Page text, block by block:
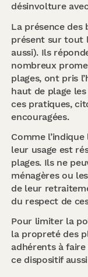
désinvolture
La présence des
présent sur tout
aussi). Ils
nombreux
plages, ont pris
haut de plage
ces pratiques,
encouragées.
Comme
leur usage est
plages. Ils ne
ménagères ou
de leur
du respect de
Pour limiter la
la propreté des
adhérents à
ce dispositif